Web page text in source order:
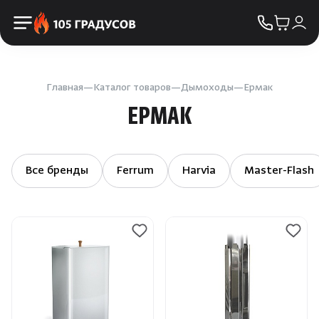
Освещение
Пиломатериалы
Облицовка и порталы
SPA-оборудование
Главная Каталог товаров Дымоходы Ермак
ЕРМАК
Все бренды Ferrum Harvia Master-Flash